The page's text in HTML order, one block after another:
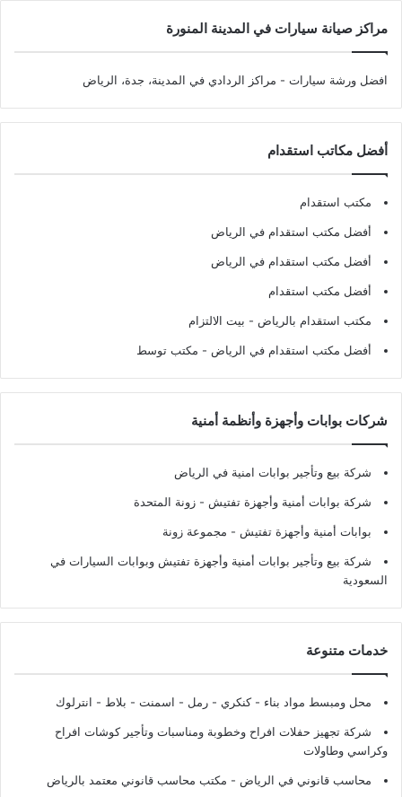
مراكز صيانة سيارات في المدينة المنورة
افضل ورشة سيارات - مراكز الردادي في المدينة، جدة، الرياض
أفضل مكاتب استقدام
مكتب استقدام
أفضل مكتب استقدام في الرياض
أفضل مكتب استقدام في الرياض
أفضل مكتب استقدام
مكتب استقدام بالرياض - بيت الالتزام
أفضل مكتب استقدام في الرياض - مكتب توسط
شركات بوابات وأجهزة وأنظمة أمنية
شركة بيع وتأجير بوابات امنية في الرياض
شركة بوابات أمنية وأجهزة تفتيش - زونة المتحدة
بوابات أمنية وأجهزة تفتيش - مجموعة زونة
شركة بيع وتأجير بوابات أمنية وأجهزة تفتيش وبوابات السيارات في
السعودية
خدمات متنوعة
محل ومبسط مواد بناء - كنكري - رمل - اسمنت - بلاط - انترلوك
شركة تجهيز حفلات افراح وخطوبة ومناسبات وتأجير كوشات افراح
وكراسي وطاولات
محاسب قانوني في الرياض - مكتب محاسب قانوني معتمد بالرياض